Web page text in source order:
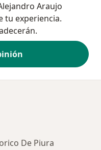
Araujo
tu experiencia.
De Piura